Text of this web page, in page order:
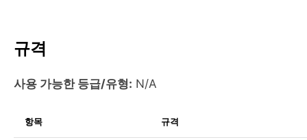
규격
사용 가능한 등급/유형: N/A
항목 규격